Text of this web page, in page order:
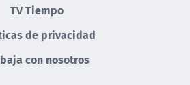
TV Tiempo
de privacidad
con nosotros